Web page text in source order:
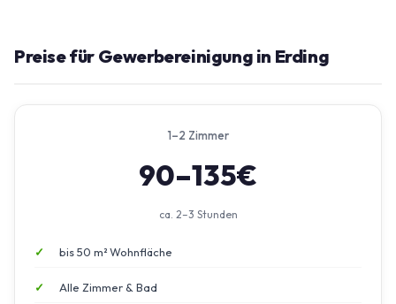
Preise für Gewerbereinigung in Erding
1–2 Zimmer
90–135€
ca. 2–3 Stunden
bis 50 m² Wohnfläche
Alle Zimmer & Bad